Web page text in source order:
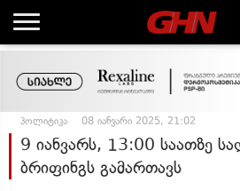
პოლიტიკა 08 იანვარი 2025, 21:02
9 იანვარს, 13:00 საათზე
ბრიფინგს გამართავს